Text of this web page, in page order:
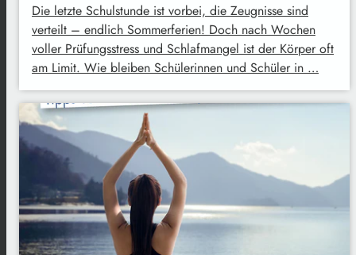
Die letzte Schulstunde ist vorbei, die Zeugnisse sind
verteilt – endlich Sommerferien! Doch nach Wochen
voller Prüfungsstress und Schlafmangel ist der Körper oft
am Limit. Wie bleiben Schülerinnen und Schüler in …